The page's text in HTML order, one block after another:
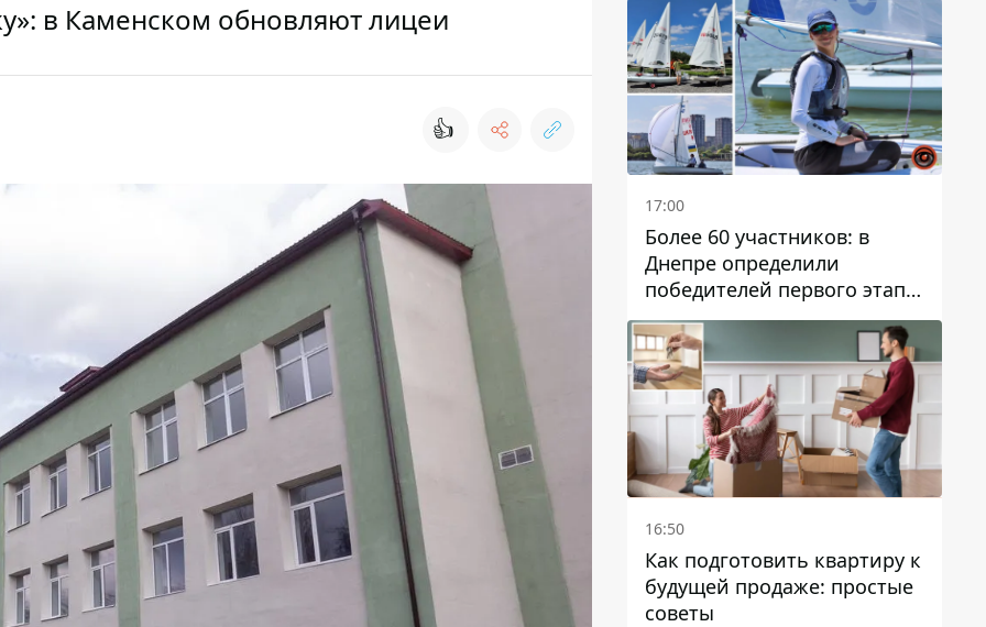
в Каменском обновляют лицеи
👍
17:00
Более 60 участников: в
Днепре определили
победителей первого этапа
Кубка Украины по
парусному спорту
16:50
Как подготовить квартиру к
будущей продаже: простые
советы